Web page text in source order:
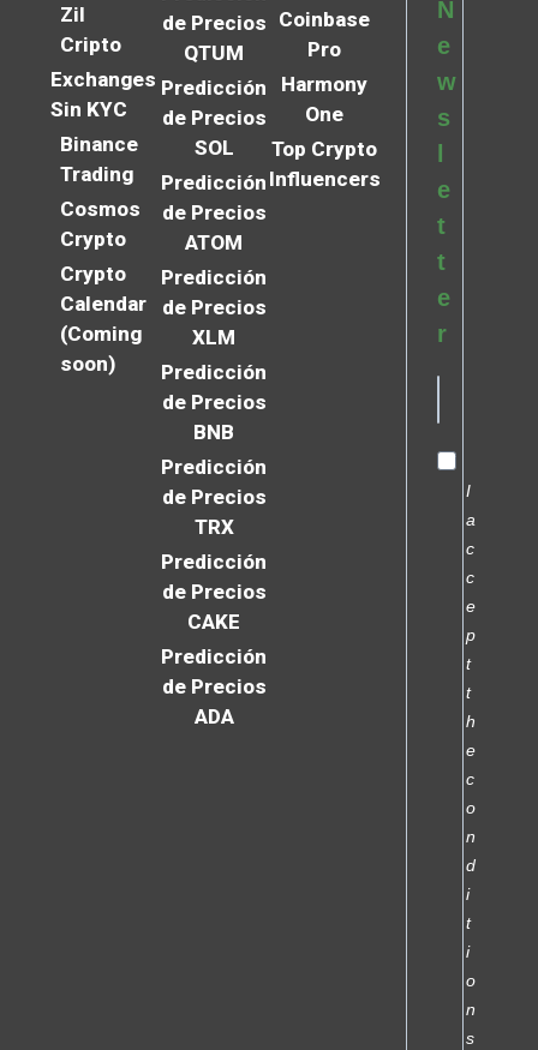
Zil
Cripto
Exchanges
Sin KYC
Binance
Trading
Cosmos
Crypto
Crypto
Calendar
(Coming
soon)
de Precios
QTUM
Predicción
de Precios
SOL
Predicción
de Precios
ATOM
Predicción
de Precios
XLM
Predicción
de Precios
BNB
Predicción
de Precios
TRX
Predicción
de Precios
CAKE
Predicción
de Precios
ADA
Coinbase
Pro
Harmony
One
Top Crypto
Influencers
N
e
w
s
e
t
t
e
r
I
a
c
c
e
p
t
t
h
e
c
o
n
d
i
t
i
o
n
s